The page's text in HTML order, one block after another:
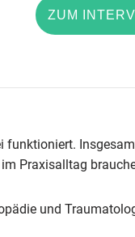
ZUM
Praxisalltag
und